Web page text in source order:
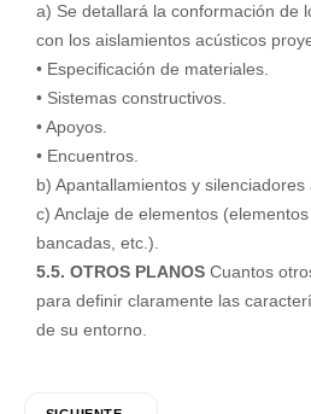
a) Se detallará la conformación de
con los aislamientos acústicos
• Especificación de materiales.
• Sistemas constructivos.
• Apoyos.
• Encuentros.
b) Apantallamientos y silenciadores
c) Anclaje de elementos
bancadas, etc.).
5.5. OTROS PLANOS Cuantos
para definir claramente las
de su entorno.